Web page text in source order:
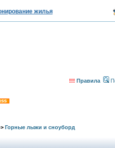
жилья
!!! Правила
Горные лыжи и сноуборд